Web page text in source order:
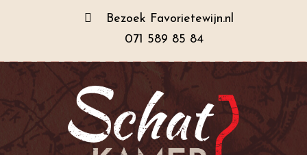
Bezoek Favorietewijn.nl
071 589 85 84